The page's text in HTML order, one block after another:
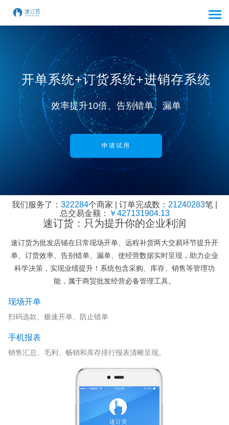
开单系统+订货系统+进销存系统
效率提升10倍、告别错单、漏单
申请试用
我们服务了： 322284个商家 | 订单完成数： 21240283笔 |
总交易金额：
￥427131904.13
速订货：只为提升你的企业利润
速订货为批发店铺在日常现场开单、远程补货两大交易环节提升开
单、订货效率、告别错单、漏单、使经营数据实时呈现，助力企业
科学决策，实现业绩提升！系统包含采购、库存、销售等管理功
能，属于商贸批发经营必备管理工具。
现场开单
扫码选款、极速开单、防止错单
手机报表
销售汇总、毛利、畅销和库存排行报表清晰呈现。